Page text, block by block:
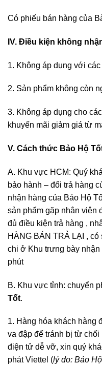
Có phiếu bán hàng của
IV. Điều kiện không
1. Không áp dụng với
2. Sản phẩm không còn
3. Không áp dụng cho
khuyến mãi giảm giá từ
V. Cách thức Bảo Hộ
A. Khu vực HCM: Quý
bảo hành – đổi trả hàng
nhận hàng của Bảo Hộ
sản phẩm gặp nhân viên
đủ điều kiện trả hàng ,
HÀNG BÁN TRẢ LẠI ,
chi ở Khu trưng bày
phút
B. Khu vực tỉnh: chuyển
Tốt.
1. Hàng hóa khách hàng
va đập để tránh bị từ
điện tử dễ vỡ, xin quý
phát Viettel (lý do: Bảo